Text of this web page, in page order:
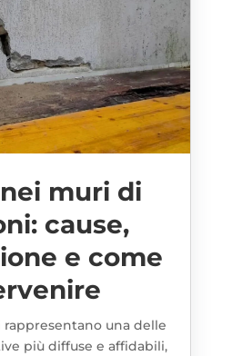
muri di
cause,
e come
una delle
più diffuse e affidabili,